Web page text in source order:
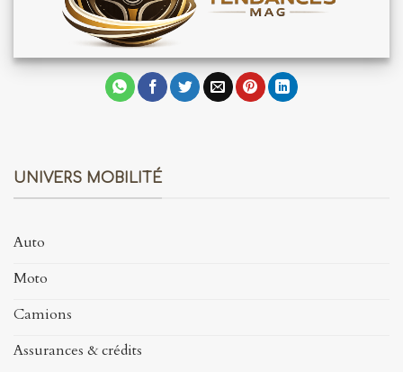
UNIVERS MOBILITÉ
Auto
Moto
Camions
Assurances & crédits